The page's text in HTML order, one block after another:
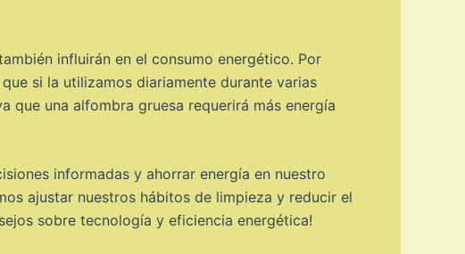
influirán en el consumo energético. Por
si la utilizamos diariamente durante varias
que una alfombra gruesa requerirá más energía
informadas y ahorrar energía en nuestro
ajustar nuestros hábitos de limpieza y reducir el
sobre tecnología y eficiencia energética!